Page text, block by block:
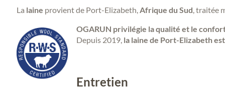
La laine provient de Port-Elizabeth,Afrique du Sud, traitée
OGARUN privilégie la qualité et le
Depuis 2019,la laine de Port-Elizabeth
Entretien